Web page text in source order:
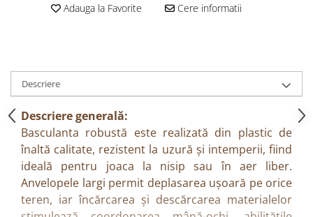
Adauga la Favorite Cere informatii
Descriere
Descriere generală:
Basculanta robustă este realizată din plastic de
înaltă calitate, rezistent la uzură și intemperii, fiind
ideală pentru joaca la nisip sau în aer liber.
Anvelopele largi permit deplasarea ușoară pe orice
teren, iar încărcarea și descărcarea materialelor